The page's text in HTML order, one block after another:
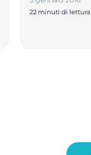
22 minuti di lettura